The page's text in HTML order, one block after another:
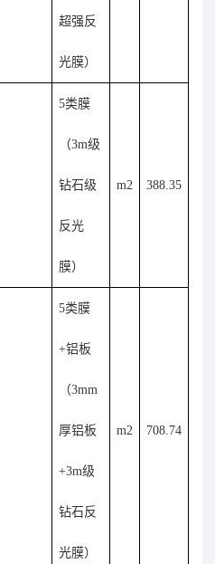
超强反
光膜）
5类膜
（3m级
钻石级
反光
膜）
m2 388.35
5类膜
+铝板
（3mm
厚铝板
+3m级
钻石反
光膜）
m2 708.74